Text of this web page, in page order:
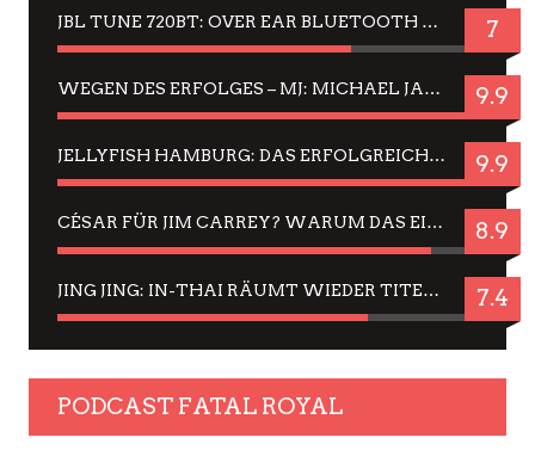
JBL TUNE 720BT: OVER EAR BLUETOOTH KOPFHÖRER UM DIE 50,-€ IM DAUER-TEST 7
WEGEN DES ERFOLGES – MJ: MICHAEL JACKSON MUSICAL IN EINER MATINEE SEHEN 9.9
JELLYFISH HAMBURG: DAS ERFOLGREICHE SOMMER-MENÜ 2025 IN GEFÜHLEN UND BILDERN 9.9
CÉSAR FÜR JIM CARREY? WARUM DAS EINER DER NERVIGSTEN ACTORS IST UND BLEIBT 8.9
JING JING: IN-THAI RÄUMT WIEDER TITEL AB – EIN ZWEI-STUNDEN-ERLEBNISBERICHT 7.4
PODCAST FATAL ROYAL